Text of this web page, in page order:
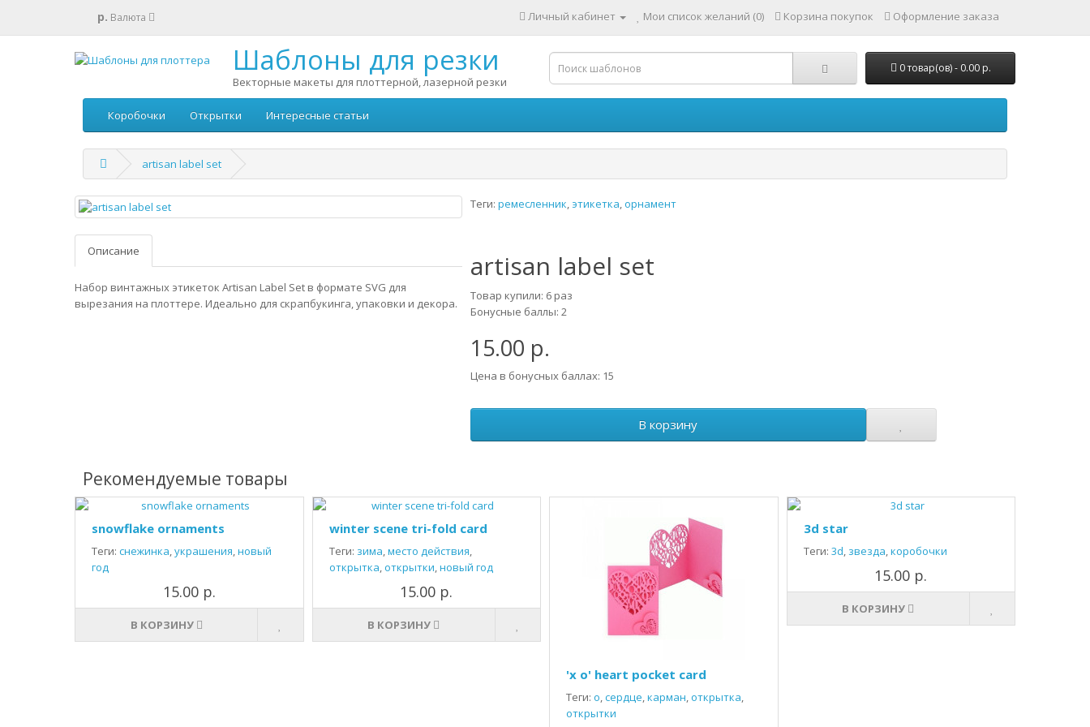
р. Валюта Личный кабинет Мои список желаний (0) Корзина покупок Оформление заказа
Шаблоны для резки
Векторные макеты для плоттерной, лазерной резки
0 товар(ов) - 0.00 р.
Коробочки Открытки Интересные статьи
artisan label set
Описание
Набор винтажных этикеток Artisan Label Set в формате SVG для
вырезания на плоттере. Идеально для скрапбукинга, упаковки и декора.
Теги: ремесленник, этикетка,орнамент
artisan label set
Товар купили: 6 раз
Бонусные баллы: 2
15.00 р.
Цена в бонусных баллах: 15
В корзину
Рекомендуемые товары
snowflake ornaments
Теги: снежинка,украшения,новый
год
15.00 р.
В КОРЗИНУ
winter scene tri-fold card
Теги: зима,место действия,
открытка,открытки,новый год
15.00 р.
В КОРЗИНУ
'x o' heart pocket card
Теги: о,сердце,карман,открытка,
открытки
3d star
Теги: 3d, звезда,коробочки
15.00 р.
В КОРЗИНУ